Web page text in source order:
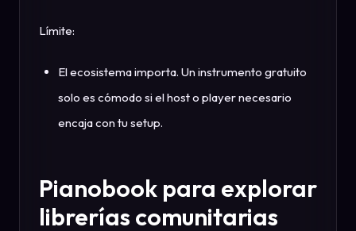
Límite:
El ecosistema importa. Un instrumento gratuito
solo es cómodo si el host o player necesario
encaja con tu setup.
Pianobook para explorar
librerías comunitarias